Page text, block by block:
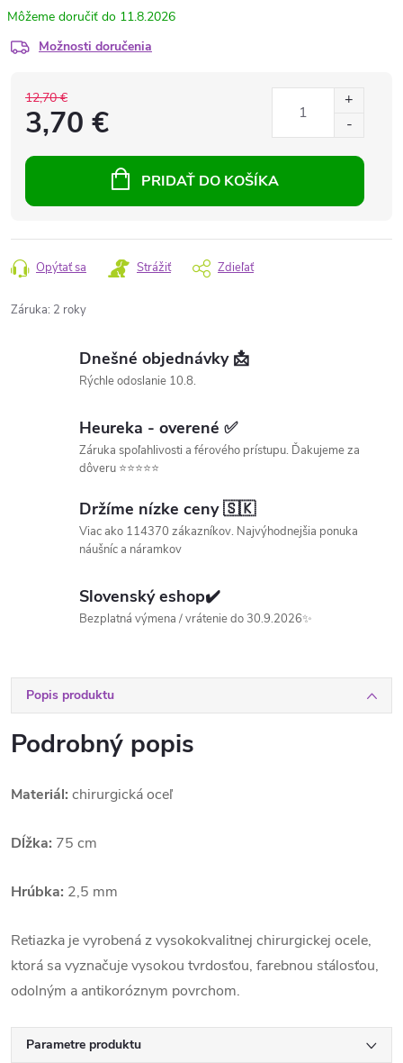
11.8.2026
Možnosti doručenia
12,70 €
3,70 €
PRIDAŤ DO KOŠÍKA
Opýtať sa Strážiť Zdieľať
Záruka: 2 roky
Dnešné objednávky 📩
Rýchle odoslanie 10.8.
Heureka - overené ✅
Záruka spoľahlivosti a férového prístupu. Ďakujeme za
dôveru ⭐⭐⭐⭐⭐
Držíme nízke ceny 🇸🇰
Viac ako 114370 zákazníkov. Najvýhodnejšia ponuka
náušníc a náramkov
Slovenský eshop✔️
Bezplatná výmena / vrátenie do 30.9.2026✨
Popis produktu
Podrobný popis
Materiál: chirurgická oceľ
Dĺžka: 75 cm
Hrúbka: 2,5 mm
Retiazka je vyrobená z vysokokvalitnej chirurgickej ocele,
ktorá sa vyznačuje vysokou tvrdosťou, farebnou stálosťou,
odolným a antikoróznym povrchom.
Parametre produktu